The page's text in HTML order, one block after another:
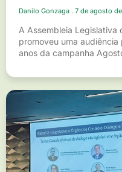
Danilo Gonzaga 7 de agosto
A Assembleia Legislativa
promoveu uma audiência
anos da campanha